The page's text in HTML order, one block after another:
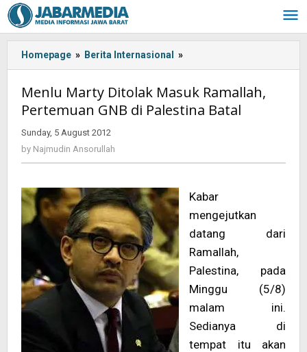
Skip
to
content
Homepage » Berita Internasional »
-:IN-
>Menlu
Marty
di
Palestina
Batal<!-
Menlu Marty Ditolak Masuk Ramallah,
Pertemuan GNB di Palestina Batal
Sunday, 5 August 2012
by Najmudin Ansorullah
Kabar
mengejutkan
datang dari
Ramallah,
Palestina, pada
Minggu (5/8)
malam ini.
Sedianya di
tempat itu akan